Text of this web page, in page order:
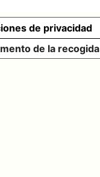
de la recogida
de privacidad